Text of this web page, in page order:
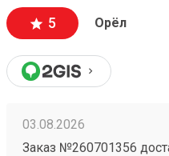
5 Орёл
03.08.2026
Заказ №260701356